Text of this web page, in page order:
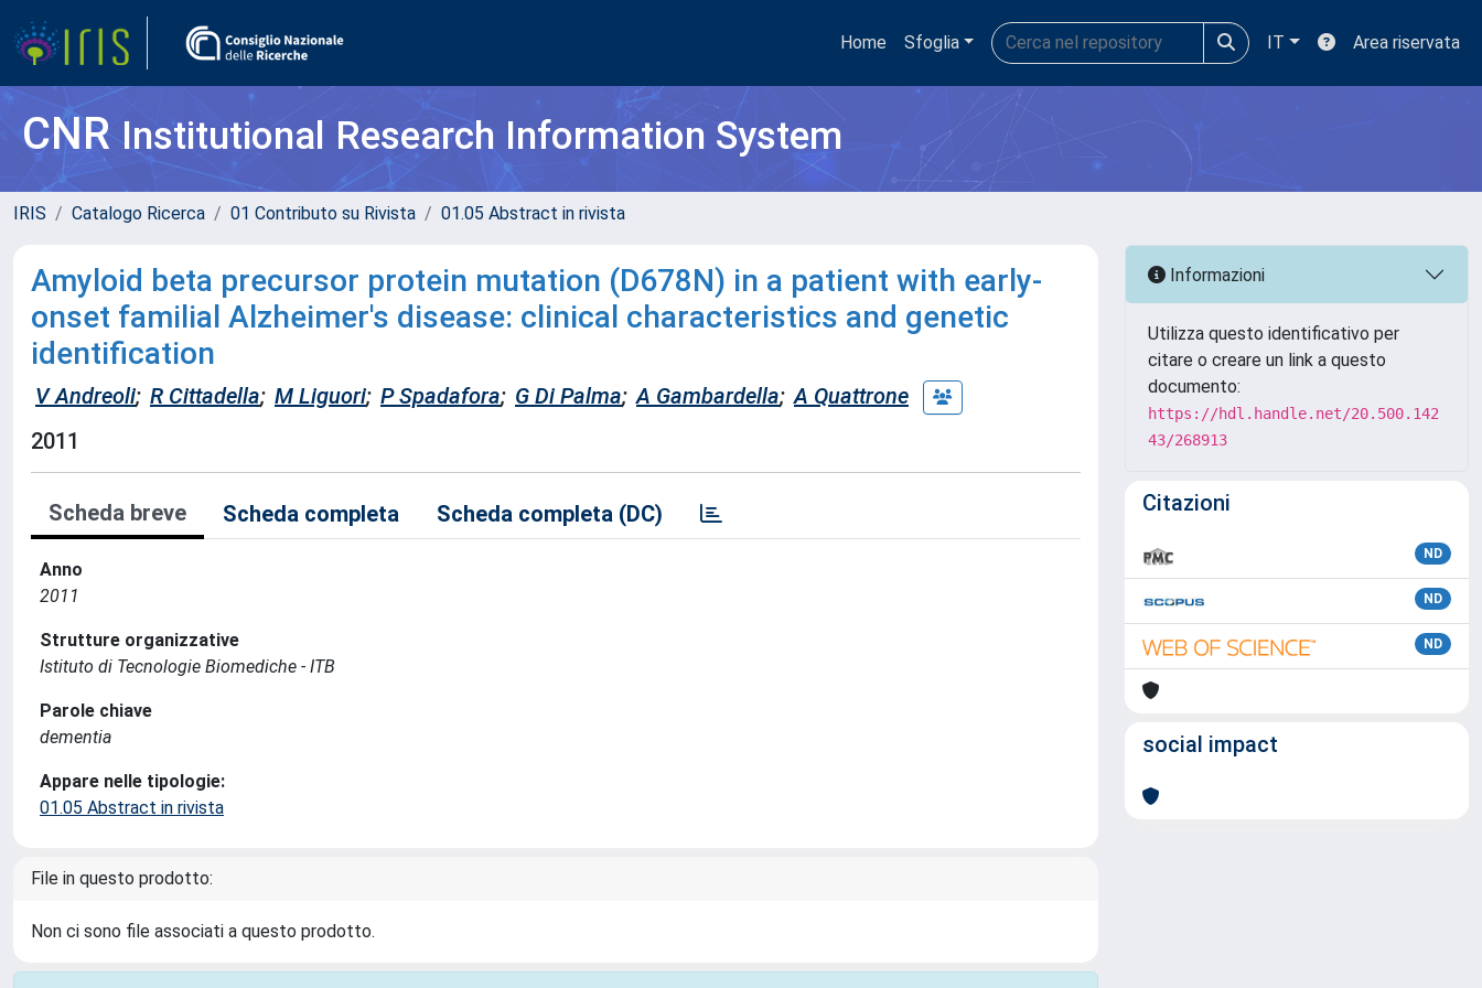
Home Sfoglia IT Area riservata
CNRInstitutional Research Information System
IRIS Catalogo Ricerca 01 Contributo su Rivista 01.05 Abstract in rivista
Amyloid beta precursor protein mutation (D678N) in a patient with early-
onset familial Alzheimer's disease: clinical characteristics and genetic
identification
V Andreoli; R Cittadella; M Liguori; P Spadafora; G Di Palma; A Gambardella; A Quattrone
2011
Scheda breve Scheda completa Scheda completa (DC)
Anno
2011
Strutture organizzative
Istituto di Tecnologie Biomediche - ITB
Parole chiave
dementia
Appare nelle tipologie:
01.05 Abstract in rivista
File in questo prodotto:
Non ci sono file associati a questo prodotto.
Informazioni
Utilizza questo identificativo per
citare o creare un link a questo
documento:
https://hdl.handle.net/20.500.142
43/268913
Citazioni
ND
ND
ND
social impact